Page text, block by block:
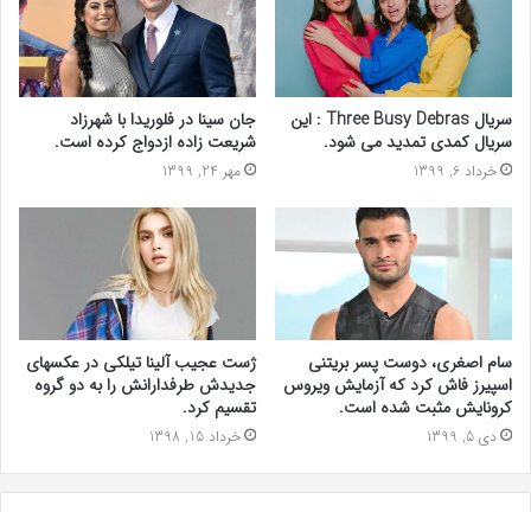
سریال Three Busy Debras : این
سریال کمدی تمدید می شود.
خرداد 6, 1399
جان سینا در فلوریدا با شهرزاد
شریعت زاده ازدواج کرده است.
مهر 24, 1399
سام اصغری، دوست پسر بریتنی
اسپیرز فاش کرد که آزمایش ویروس
کرونایش مثبت شده است.
دی 5, 1399
ژست عجیب آلینا تیلکی در عکسهای
جدیدش طرفدارانش را به دو گروه
تقسیم کرد.
خرداد 15, 1398